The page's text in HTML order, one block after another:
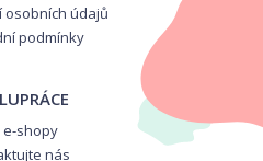
osobních údajů
podmínky
e-shopy
nás